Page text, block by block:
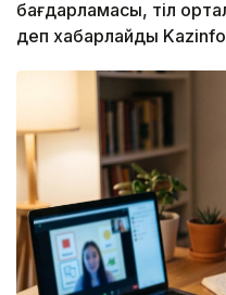
бағдарламасы, тіл
деп хабарлайды